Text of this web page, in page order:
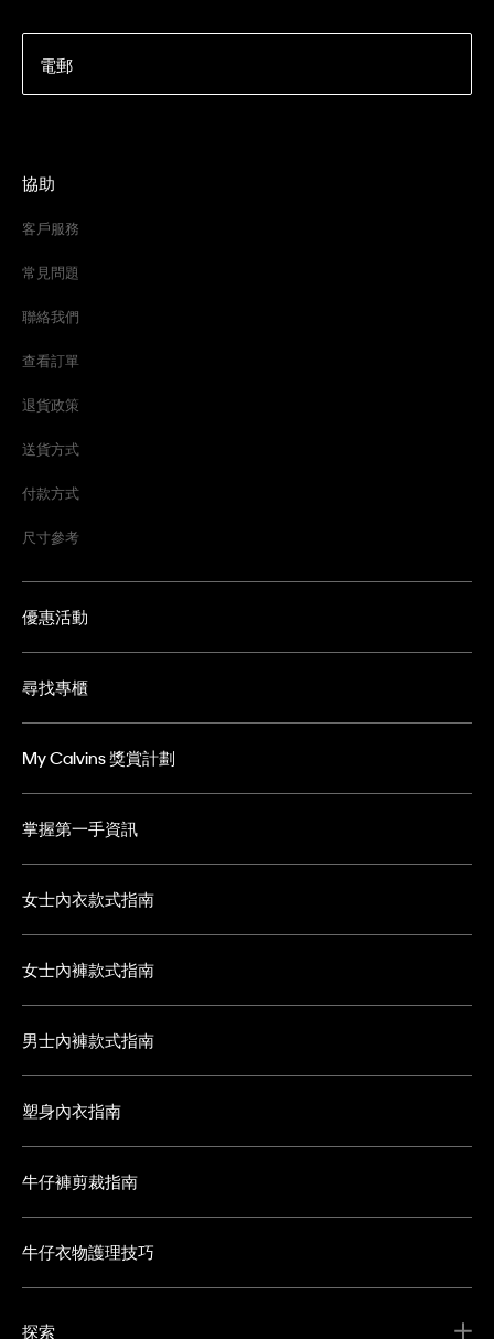
電郵
協助
客戶服務
常見問題
聯絡我們
查看訂單
退貨政策
送貨方式
付款方式
尺寸參考
優惠活動
尋找專櫃
My Calvins 獎賞計劃
掌握第一手資訊
女士內衣款式指南
女士內褲款式指南
男士內褲款式指南
塑身內衣指南
牛仔褲剪裁指南
牛仔衣物護理技巧
探索